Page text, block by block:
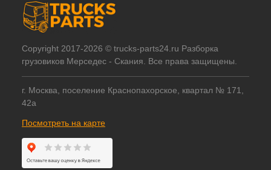
Copyright 2017-2026 © trucks-parts24.ru Разборка
грузовиков Мерседес - Скания. Все права защищены.
г. Москва, поселение Краснопахорское, квартал № 171,
42а
Посмотреть на карте